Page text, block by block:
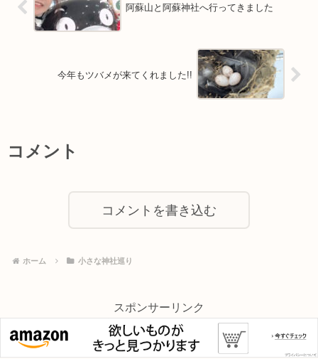
阿蘇山と阿蘇神社へ行ってきました
今年もツバメが来てくれました!!
コメント
コメントを書き込む
ホーム 小さな神社巡り
スポンサーリンク